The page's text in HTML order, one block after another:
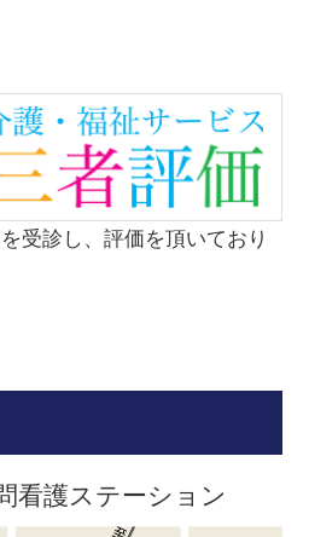
受診し、評価を頂いており
看護ステーション